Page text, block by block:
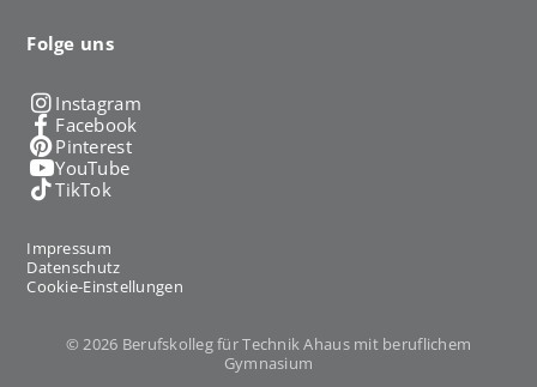
Folge uns
Instagram
Facebook
Pinterest
YouTube
TikTok
Impressum
Datenschutz
Cookie-Einstellungen
© 2026 Berufskolleg für Technik Ahaus mit beruflichem
Gymnasium